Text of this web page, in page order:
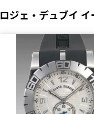
ロジェ・デュブイ